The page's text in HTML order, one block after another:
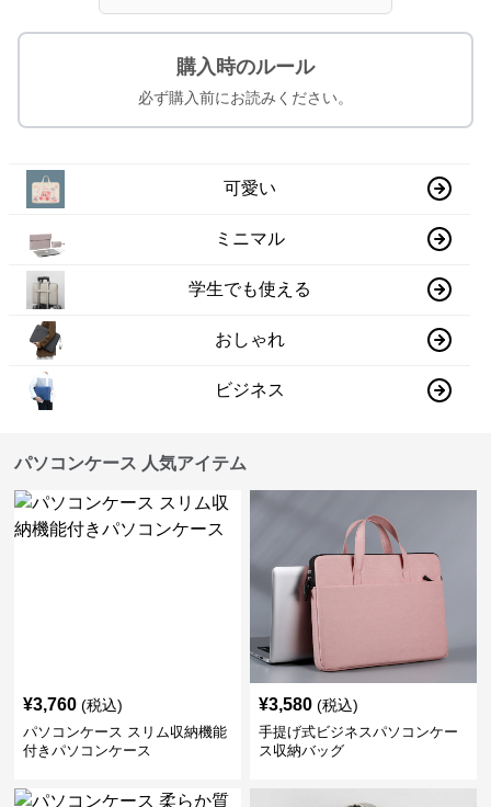
購入時のルール
必ず購入前にお読みください。
可愛い
ミニマル
学生でも使える
おしゃれ
ビジネス
パソコンケース 人気アイテム
¥3,760 (税込)
パソコンケース スリム収納機能
付きパソコンケース
¥3,580 (税込)
手提げ式ビジネスパソコンケー
ス収納バッグ